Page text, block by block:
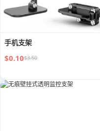
手机支架
$0.10$3.50